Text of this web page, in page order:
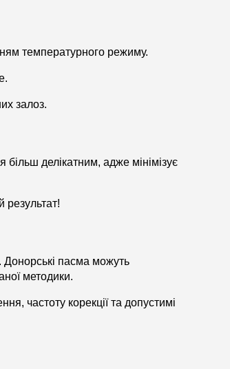
температурного режиму.
залоз.
делікатним, адже мінімізує
пасма можуть
методики.
частоту корекції та допустимі